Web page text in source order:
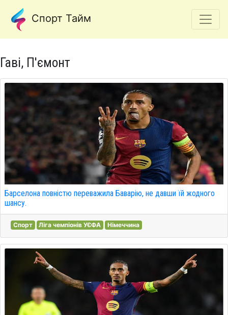
Спорт Тайм
Гаві, П'ємонт
Барселона повністю переважила Баварію, не давши їй жодного
шансу.
Спорт Ліга чемпіонів УЄФА Німеччина